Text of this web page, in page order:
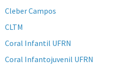
Cleber Campos
CLTM
Coral Infantil UFRN
Coral Infantojuvenil UFRN